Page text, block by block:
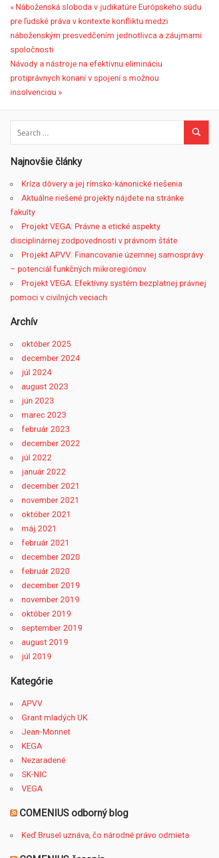
Navigácia
v
článku
Previous
Post:
Náboženská sloboda v judikatúre Európskeho súdu
pre ľudské práva v kontexte konfliktu medzi
náboženským presvedčením jednotlivca a záujmami
spoločnosti
Next
Post:
Návody a nástroje na efektívnu elimináciu
protiprávnych konaní v spojení s možnou
insolvenciou
Search
Najnovšie články
Kríza dôvery a jej rímsko-kánonické riešenia
Aktuálne riešené projekty nájdete na stránke
fakulty
Projekt VEGA: Právne a etické aspekty
disciplinárnej zodpovednosti v právnom štáte
Projekt APVV: Financovanie územnej samosprávy
– potenciál funkčných mikroregiónov
Projekt VEGA: Efektívny systém bezplatnej právnej
pomoci v civilných veciach
Archív
október 2025
december 2024
júl 2024
august 2023
jún 2023
marec 2023
február 2023
december 2022
júl 2022
január 2022
december 2021
november 2021
október 2021
máj 2021
február 2021
december 2020
február 2020
december 2019
november 2019
október 2019
september 2019
august 2019
júl 2019
Kategórie
APVV
Grant mladých UK
Jean-Monnet
KEGA
Nezaradené
SK-NIC
VEGA
COMENIUS odborný blog
Keď Brusel uznáva, čo národné právo odmieta